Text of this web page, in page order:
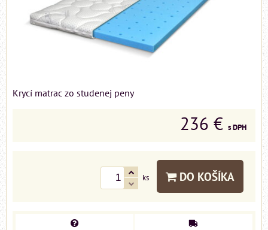
Krycí matrac zo studenej peny
236 € s DPH
ks DO KOŠÍKA